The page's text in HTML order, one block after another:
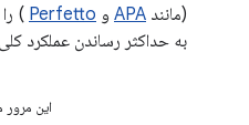
(مانند APA و Perfetto
)
به حداکثر رساندن عملکرد
این مرور